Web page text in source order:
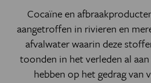
Cocaïne en
aangetroffen in rivieren en
afvalwater waarin deze
toonden in het verleden al
hebben op het gedrag van